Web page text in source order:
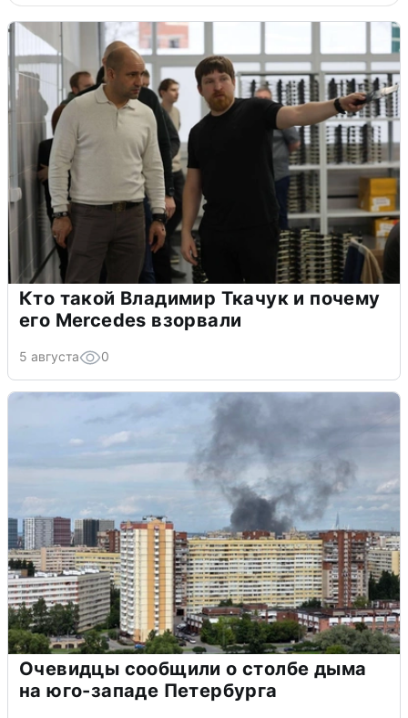
Кто такой Владимир Ткачук и почему
его Mercedes взорвали
5 августа 0
Очевидцы сообщили о столбе дыма
на юго-западе Петербурга